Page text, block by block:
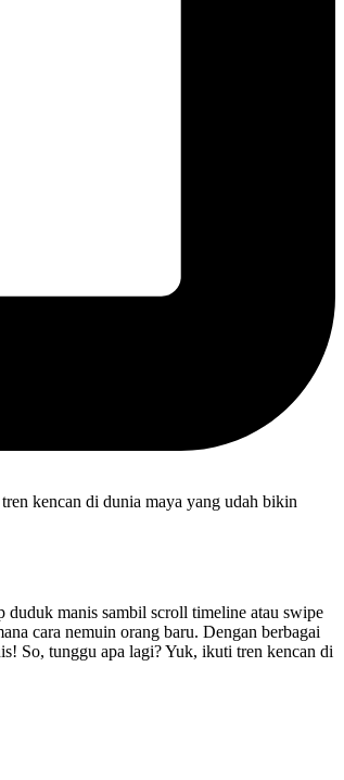
kencan di dunia maya yang udah bikin
duduk manis sambil scroll timeline atau swipe
cara nemuin orang baru. Dengan berbagai
So, tunggu apa lagi? Yuk, ikuti tren kencan di